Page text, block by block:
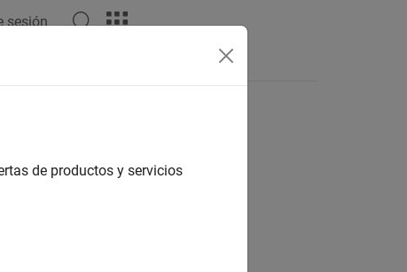
sesión
de productos y servicios